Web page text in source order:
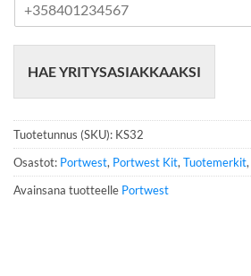
n
u
m
e
r
HAE YRITYSASIAKKAAKSI
Tuotetunnus (SKU): KS32
Osastot: Portwest, Portwest Kit, Tuotemerkit,
Avainsana tuotteelle Portwest